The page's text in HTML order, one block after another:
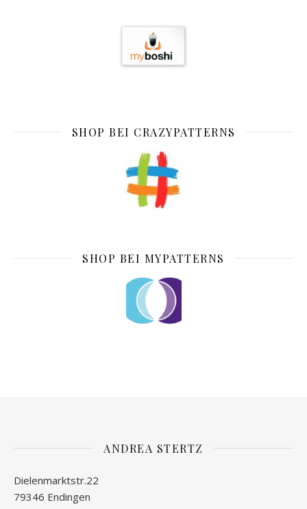
SHOP BEI CRAZYPATTERNS
SHOP BEI MYPATTERNS
ANDREA STERTZ
Dielenmarktstr.22
79346 Endingen